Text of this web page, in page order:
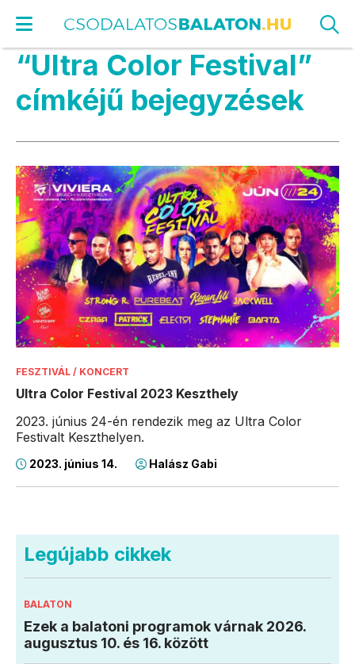
“Ultra Color Festival”
címkéjű bejegyzések
FESZTIVÁL / KONCERT
Ultra Color Festival 2023 Keszthely
2023. június 24-én rendezik meg az Ultra Color
Festivalt Keszthelyen.
2023. június 14. Halász Gabi
Legújabb cikkek
BALATON
Ezek a balatoni programok várnak 2026.
augusztus 10. és 16. között